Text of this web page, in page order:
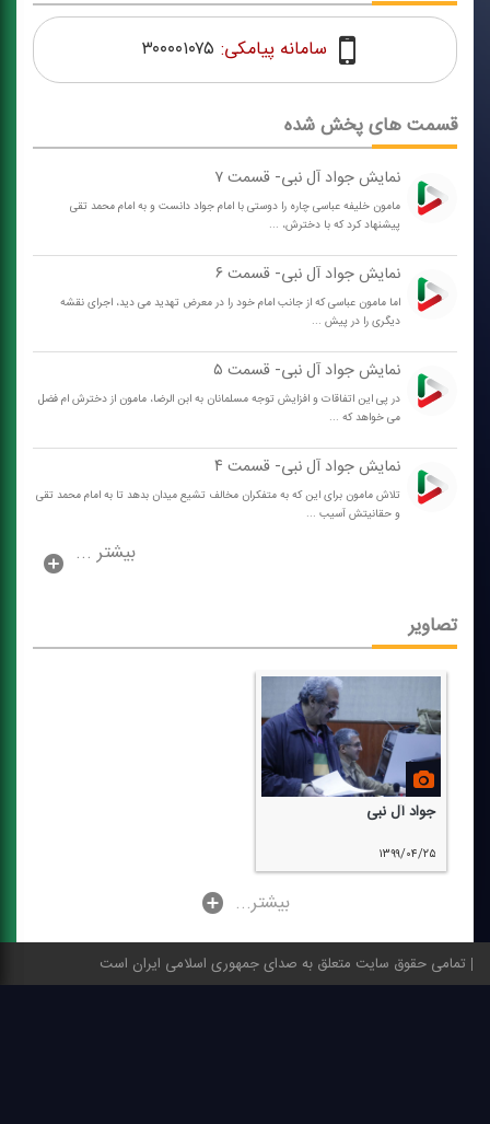
قسمت های پخش شده
نمایش جواد آل نبی- قسمت ۷
مامون خلیفه عباسی چاره را دوستی با امام جواد دانست و به امام محمد تقی
پیشنهاد كرد كه با دخترش، ...
نمایش جواد آل نبی- قسمت ۶
اما مامون عباسی كه از جانب امام خود را در معرض تهدید می دید، اجرای نقشه
دیگری را در پیش ...
نمایش جواد آل نبی- قسمت ۵
در پی این اتفاقات و افزایش توجه مسلمانان به ابن الرضا، مامون از دخترش ام فضل
می خواهد كه ...
نمایش جواد آل نبی- قسمت ۴
تلاش مامون برای این كه به متفكران مخالف تشیع میدان بدهد تا به امام محمد تقی
و حقانیتش آسیب ...
بیشتر ...
سامانه پیامکی: ۳۰۰۰۰۱۰۷۵
تصاویر
جواد آل نبی
۱۳۹۹/۰۴/۲۵
...بیشتر
تمامی حقوق سایت متعلق به صدای جمهوری اسلامی ایران است